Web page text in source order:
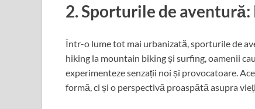
2. Sporturile de
Într-o lume tot mai urbanizată, sporturile de
hiking la mountain biking și surfing, oamenii
experimenteze senzații noi și provocatoare.
formă, ci și o perspectivă proaspătă asupra